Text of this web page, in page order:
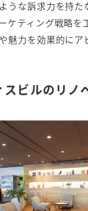
うな訴求力を持た
ケティング戦略を
魅力を効果的に
スビルのリノ